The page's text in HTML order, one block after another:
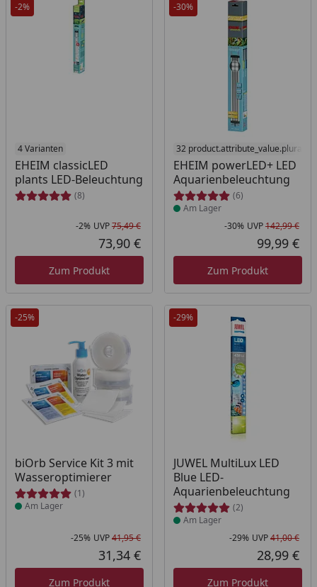
-2%
4 Varianten
EHEIM classicLED
plants LED-Beleuchtung
(8)
Rabatt in Prozent
-2%
Ursprünglicher Preis
UVP75,49 €
Aktueller Preis
73,90 €
Zum Produkt
-30%
32
EHEIM powerLED+ LED
Aquarienbeleuchtung
(6)
Produkt am Lager
Am Lager
-30% UVP142,99 €
99,99 €
Zum Produkt
-25%
biOrb Service Kit 3 mit
Wasseroptimierer
(1)
Produkt am Lager
Am Lager
Rabatt in Prozent
-25%
Ursprünglicher Preis
UVP41,95 €
Aktueller Preis
31,34 €
Zum Produkt
-29%
JUWEL MultiLux LED
Blue LED-
Aquarienbeleuchtung
(2)
Produkt am Lager
Am Lager
-29% UVP41,00 €
28,99 €
Zum Produkt